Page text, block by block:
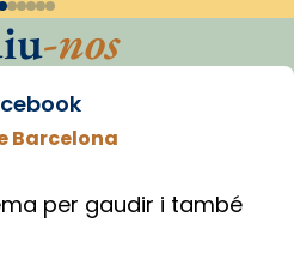
-nos
Barcelona
per gaudir i també